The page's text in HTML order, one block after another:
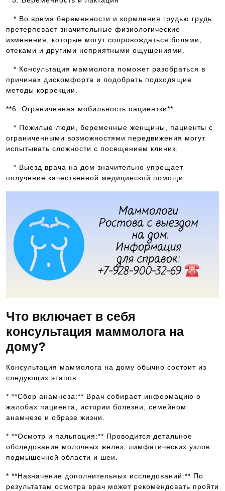
* Во время беременности и кормления грудью грудь
претерпевает значительные физиологические
изменения, которые могут сопровождаться болями,
отеками и другими неприятными ощущениями.
* Консультация маммолога поможет разобраться в
причинах дискомфорта и подобрать подходящие
методы коррекции.
**6. Ограниченная мобильность пациентки**
* Пожилые люди, беременные женщины, пациенты с
ограниченными возможностями передвижения могут
испытывать сложности с посещением клиник.
* Выезд врача на дом значительно упрощает
получение качественной медицинской помощи.
Что включает в себя
консультация маммолога на
дому?
Консультация маммолога на дому обычно состоит из
следующих этапов:
* **Сбор анамнеза:** Врач собирает информацию о
жалобах пациента, истории болезни, семейном
анамнезе и образе жизни.
* **Осмотр и пальпация:** Проводится детальное
обследование молочных желез, лимфатических узлов
подмышечной области и шеи.
* **Назначение дополнительных исследований:** По
результатам осмотра врач может рекомендовать пройти